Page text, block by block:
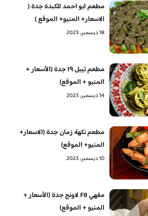
مطعم ابو احمد للكبدة جدة (
الاسعار+ المنيو+ الموقع )
18 ديسمبر، 2023
مطعم تيبل ١٩ جدة (الأسعار +
المنيو + الموقع)
14 ديسمبر، 2023
مطعم نكهة زمان جدة (الاسعار+
المنيو+ الموقع)
10 ديسمبر، 2023
مقهي F8 لاونج جدة (الأسعار +
المنيو + الموقع)